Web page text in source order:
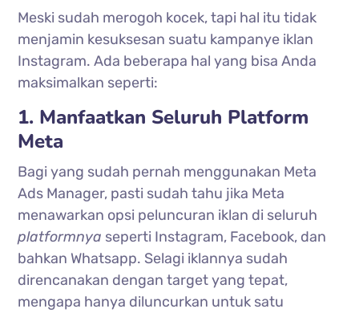
Meski sudah merogoh kocek, tapi hal itu tidak
menjamin kesuksesan suatu kampanye iklan
Instagram. Ada beberapa hal yang bisa Anda
maksimalkan seperti:
1. Manfaatkan Seluruh Platform
Meta
Bagi yang sudah pernah menggunakan Meta
Ads Manager, pasti sudah tahu jika Meta
menawarkan opsi peluncuran iklan di seluruh
platformnya seperti Instagram, Facebook, dan
bahkan Whatsapp. Selagi iklannya sudah
direncanakan dengan target yang tepat,
mengapa hanya diluncurkan untuk satu